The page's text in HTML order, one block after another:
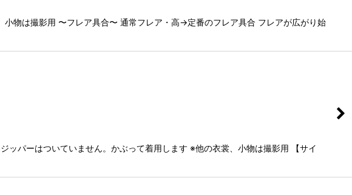
物は撮影用 〜フレア具合〜 通常フレア・高→定番のフレア具合 フレアが広がり始
パーはついていません。かぶって着用します ※他の衣裳、小物は撮影用 【サイ